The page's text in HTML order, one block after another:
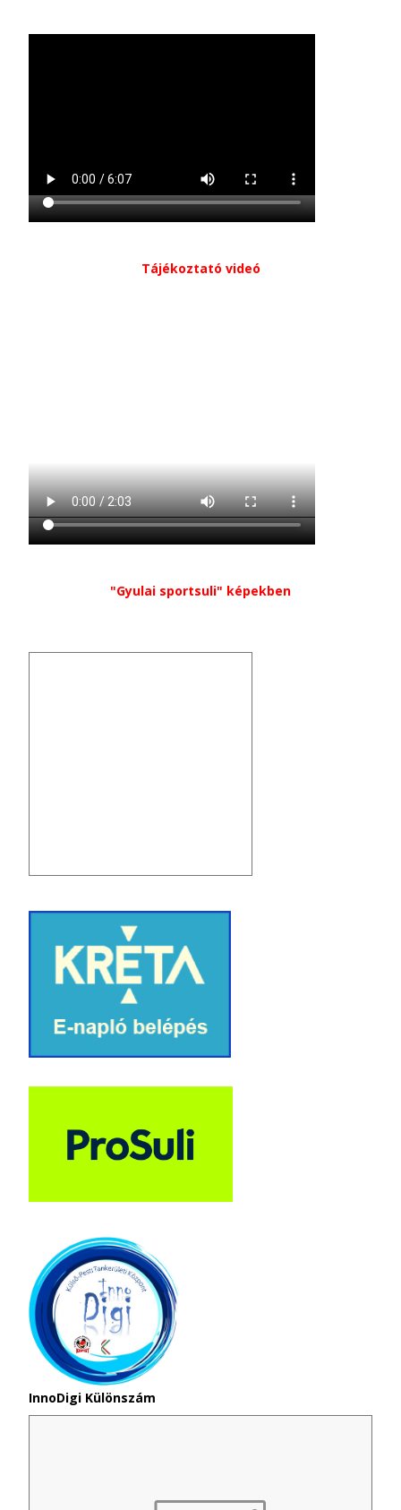
Tájékoztató videó
"Gyulai sportsuli" képekben
InnoDigi Különszám